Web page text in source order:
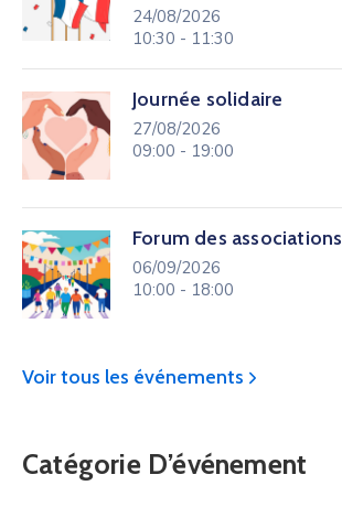
24/08/2026
10:30 - 11:30
Journée solidaire
27/08/2026
09:00 - 19:00
Forum des associations
06/09/2026
10:00 - 18:00
Voir tous les événements
Catégorie D’événement